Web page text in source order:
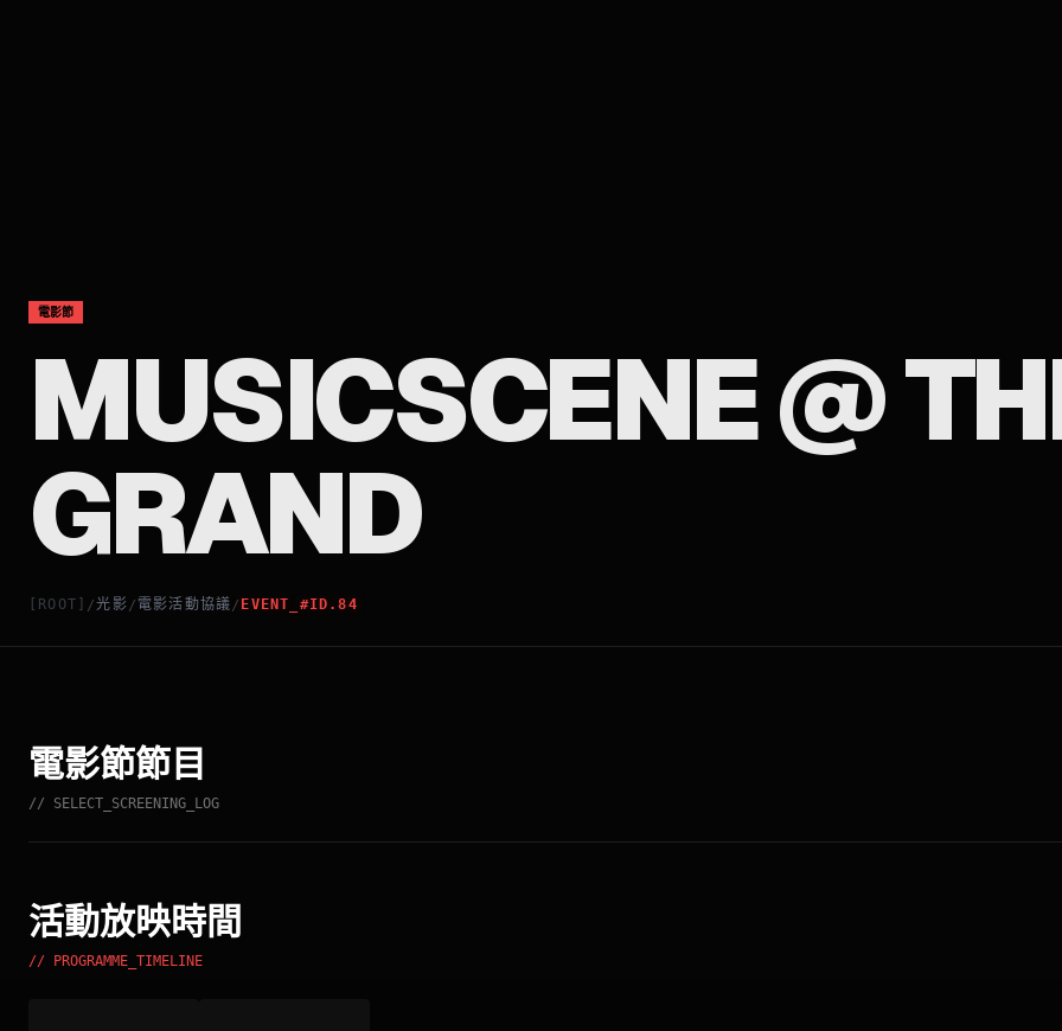
[ROOT] /光影/ 電影活動協議/ EVENT_#ID.84
電影節
MUSICSCENE @
GRAND
電影節節目
// SELECT_SCREENING_LOG
活動放映時間
// PROGRAMME_TIMELINE